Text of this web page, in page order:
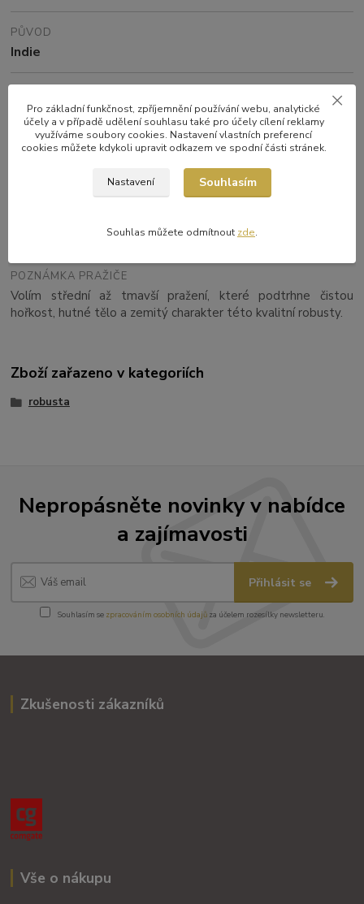
PŮVOD
Indie
Natural
NADMOŘSKÁ VÝŠKA
300–900 m n. m.
POZNÁMKA PRAŽIČE
Volím střední až tmavší pražení, které podtrhne čistou
hořkost, hutné tělo a zemitý charakter této kvalitní robusty.
Zboží zařazeno v kategoriích
robusta
Nepropásněte novinky v nabídce
a zajímavosti
Přihlásit se
Souhlasím se zpracováním osobních údajůza účelem rozesílky newsletteru.
Zkušenosti zákazníků
Vše o nákupu
Pro základní funkčnost, zpříjemnění používání webu, analytické
účely a v případě udělení souhlasu také pro účely cílení reklamy
využíváme soubory cookies. Nastavení vlastních preferencí
cookies můžete kdykoli upravit odkazem ve spodní části stránek.
Nastavení Souhlasím
Souhlas můžete odmítnout zde.